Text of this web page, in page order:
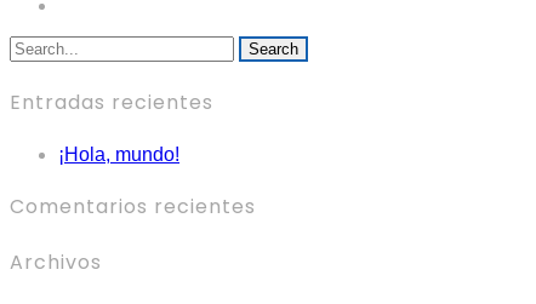
Search
Entradas recientes
¡Hola, mundo!
Comentarios recientes
Archivos